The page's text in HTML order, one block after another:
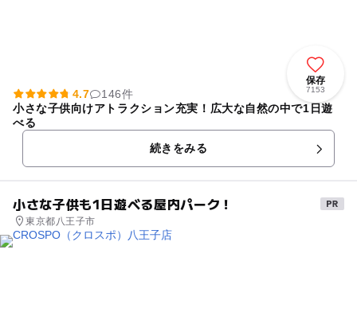
保存
7153
4.7
146件
小さな子供向けアトラクション充実！広大な自然の中で1日遊
べる
続きをみる
小さな子供も1日遊べる屋内パーク！
東京都八王子市